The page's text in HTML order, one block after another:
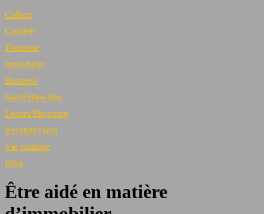
Culture
Carrière
Tourisme
Immobilier
Business
Santé/Bien-être
Loisirs/Shopping
Recettes/Food
Vie pratique
Blog
Être aidé en matière